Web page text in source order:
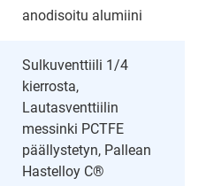
anodisoitu alumiini
Sulkuventtiili 1/4
kierrosta,
Lautasventtiilin
messinki PCTFE
päällystetyn, Pallean
Hastelloy C®